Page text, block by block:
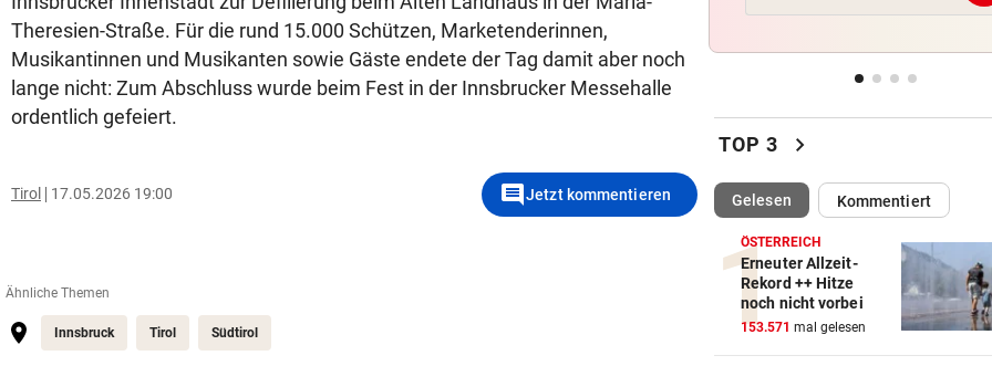
Theresien-Straße. Für die rund 15.000 Schützen, Marketenderinnen,
Musikantinnen und Musikanten sowie Gäste endete der Tag damit aber noch
lange nicht: Zum Abschluss wurde beim Fest in der Innsbrucker Messehalle
ordentlich gefeiert.
Tirol 17.05.2026 19:00 commentJetzt kommentieren
Ähnliche Themen
Innsbruck Tirol Südtirol
Fall „Schmotzer“: Ein
230 PS! 13-Jährige schrieb
Autocross Geschichte
STREIT IN DORNBIRN vor
Dragqueen-Lesung lässt
konservative Seele kochen
RETTETEN SICH SELBST vor
Drei Esel überlebten
TOP 3 chevron_right
Gelesen(ausgewählt)Kommentiert
ÖSTERREICH
Erneuter Allzeit-
Rekord ++ Hitze
noch nicht vorbei
153.571 mal gelesen